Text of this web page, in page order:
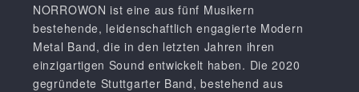
NORROWON ist eine aus fünf Musikern
bestehende, leidenschaftlich engagierte Modern
Metal Band, die in den letzten Jahren ihren
einzigartigen Sound entwickelt haben. Die 2020
gegründete Stuttgarter Band, bestehend aus